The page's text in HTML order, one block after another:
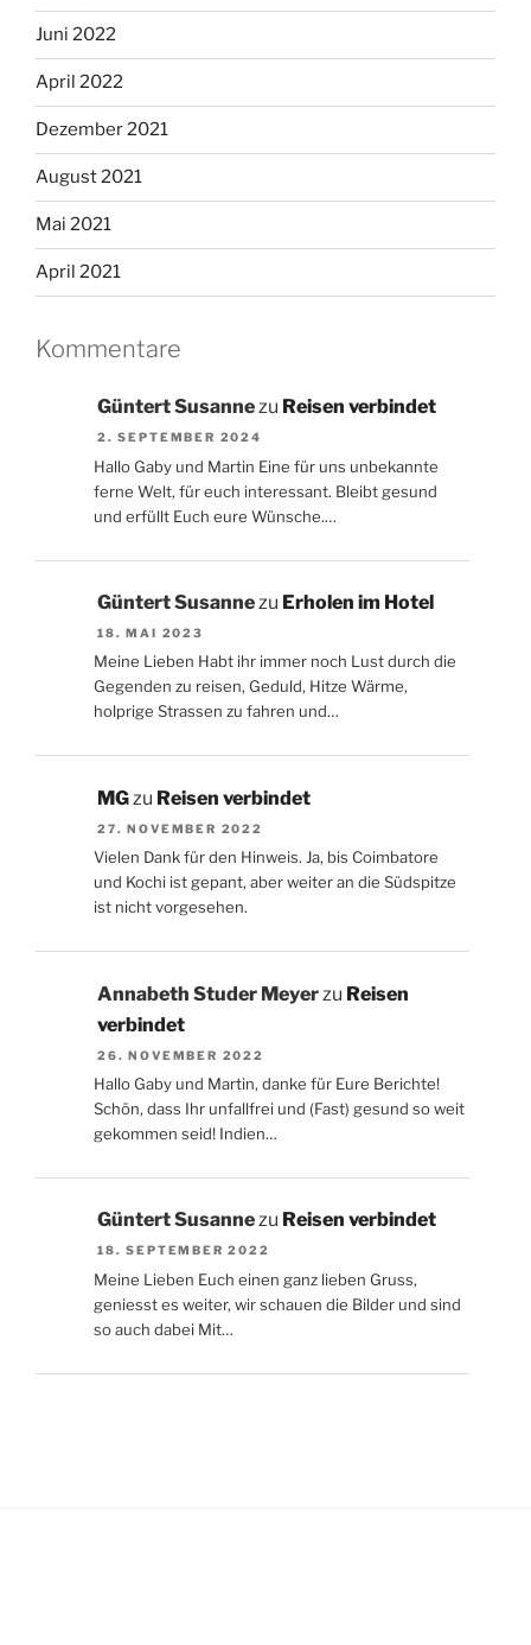
Juni 2022
April 2022
Dezember 2021
August 2021
Mai 2021
April 2021
Kommentare
Güntert Susannezu Reisen verbindet
2. SEPTEMBER 2024
Hallo Gaby und Martin Eine für uns unbekannte
ferne Welt, für euch interessant. Bleibt gesund
und erfüllt Euch eure Wünsche.…
Güntert Susannezu Erholen im Hotel
18. MAI 2023
Meine Lieben Habt ihr immer noch Lust durch die
Gegenden zu reisen, Geduld, Hitze Wärme,
holprige Strassen zu fahren und…
MGzu Reisen verbindet
27. NOVEMBER 2022
Vielen Dank für den Hinweis. Ja, bis Coimbatore
und Kochi ist gepant, aber weiter an die Südspitze
ist nicht vorgesehen.
Annabeth Studer Meyer zu Reisen
verbindet
26. NOVEMBER 2022
Hallo Gaby und Martin, danke für Eure Berichte!
Schön, dass Ihr unfallfrei und (Fast) gesund so weit
gekommen seid! Indien…
Güntert Susannezu Reisen verbindet
18. SEPTEMBER 2022
Meine Lieben Euch einen ganz lieben Gruss,
geniesst es weiter, wir schauen die Bilder und sind
so auch dabei Mit…